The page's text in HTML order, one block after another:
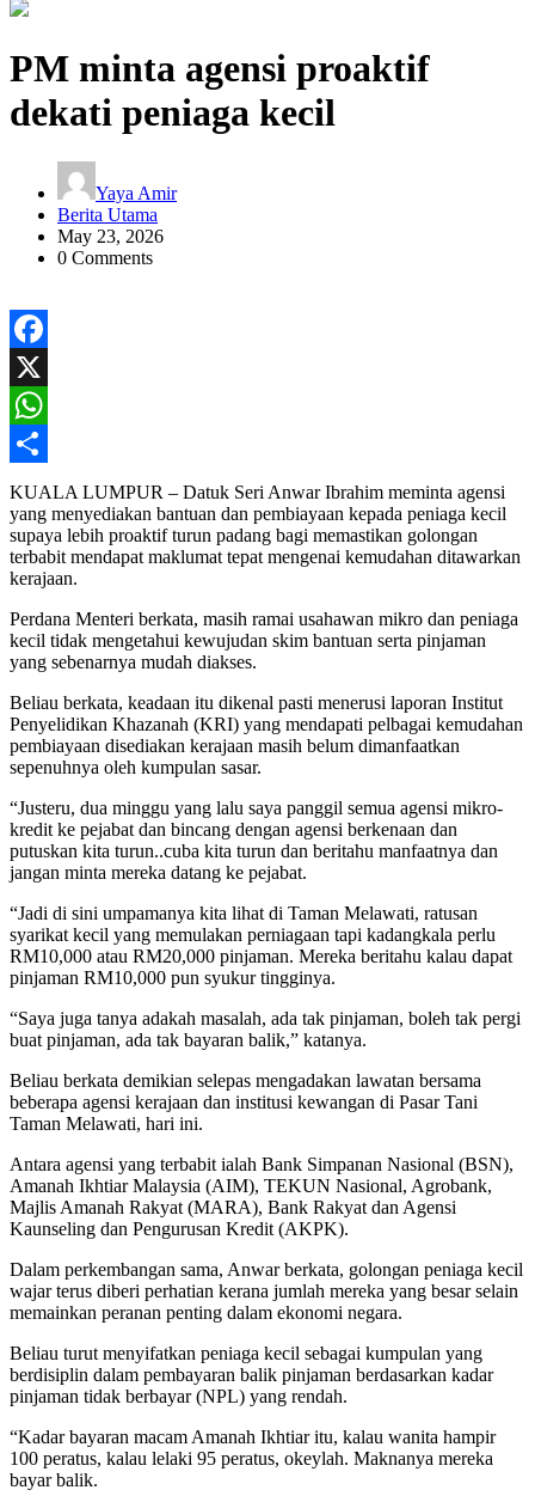
PM minta agensi proaktif
dekati peniaga kecil
Yaya Amir
Berita Utama
May 23, 2026
0 Comments
Facebook
X
WhatsApp
Share
KUALA LUMPUR – Datuk Seri Anwar Ibrahim meminta agensi
yang menyediakan bantuan dan pembiayaan kepada peniaga kecil
supaya lebih proaktif turun padang bagi memastikan golongan
terbabit mendapat maklumat tepat mengenai kemudahan ditawarkan
kerajaan.
Perdana Menteri berkata, masih ramai usahawan mikro dan peniaga
kecil tidak mengetahui kewujudan skim bantuan serta pinjaman
yang sebenarnya mudah diakses.
Beliau berkata, keadaan itu dikenal pasti menerusi laporan Institut
Penyelidikan Khazanah (KRI) yang mendapati pelbagai kemudahan
pembiayaan disediakan kerajaan masih belum dimanfaatkan
sepenuhnya oleh kumpulan sasar.
“Justeru, dua minggu yang lalu saya panggil semua agensi mikro-
kredit ke pejabat dan bincang dengan agensi berkenaan dan
putuskan kita turun..cuba kita turun dan beritahu manfaatnya dan
jangan minta mereka datang ke pejabat.
“Jadi di sini umpamanya kita lihat di Taman Melawati, ratusan
syarikat kecil yang memulakan perniagaan tapi kadangkala perlu
RM10,000 atau RM20,000 pinjaman. Mereka beritahu kalau dapat
pinjaman RM10,000 pun syukur tingginya.
“Saya juga tanya adakah masalah, ada tak pinjaman, boleh tak pergi
buat pinjaman, ada tak bayaran balik,” katanya.
Beliau berkata demikian selepas mengadakan lawatan bersama
beberapa agensi kerajaan dan institusi kewangan di Pasar Tani
Taman Melawati, hari ini.
Antara agensi yang terbabit ialah Bank Simpanan Nasional (BSN),
Amanah Ikhtiar Malaysia (AIM), TEKUN Nasional, Agrobank,
Majlis Amanah Rakyat (MARA), Bank Rakyat dan Agensi
Kaunseling dan Pengurusan Kredit (AKPK).
Dalam perkembangan sama, Anwar berkata, golongan peniaga kecil
wajar terus diberi perhatian kerana jumlah mereka yang besar selain
memainkan peranan penting dalam ekonomi negara.
Beliau turut menyifatkan peniaga kecil sebagai kumpulan yang
berdisiplin dalam pembayaran balik pinjaman berdasarkan kadar
pinjaman tidak berbayar (NPL) yang rendah.
“Kadar bayaran macam Amanah Ikhtiar itu, kalau wanita hampir
100 peratus, kalau lelaki 95 peratus, okeylah. Maknanya mereka
bayar balik.